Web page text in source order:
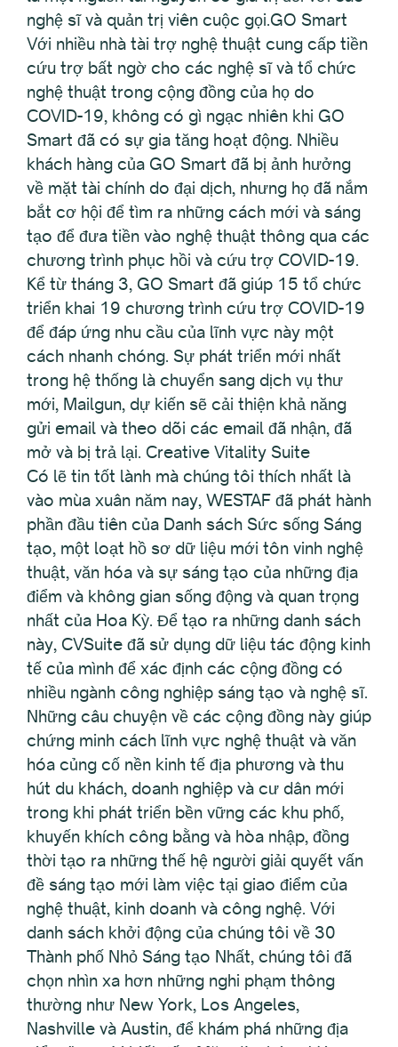
nghệ sĩ và quản trị viên cuộc gọi.GO Smart
Với nhiều nhà tài trợ nghệ thuật cung cấp tiền
cứu trợ bất ngờ cho các nghệ sĩ và tổ chức
nghệ thuật trong cộng đồng của họ do
COVID-19, không có gì ngạc nhiên khi GO
Smart đã có sự gia tăng hoạt động. Nhiều
khách hàng của GO Smart đã bị ảnh hưởng
về mặt tài chính do đại dịch, nhưng họ đã nắm
bắt cơ hội để tìm ra những cách mới và sáng
tạo để đưa tiền vào nghệ thuật thông qua các
chương trình phục hồi và cứu trợ COVID-19.
Kể từ tháng 3, GO Smart đã giúp 15 tổ chức
triển khai 19 chương trình cứu trợ COVID-19
để đáp ứng nhu cầu của lĩnh vực này một
cách nhanh chóng. Sự phát triển mới nhất
trong hệ thống là chuyển sang dịch vụ thư
mới, Mailgun, dự kiến sẽ cải thiện khả năng
gửi email và theo dõi các email đã nhận, đã
mở và bị trả lại. Creative Vitality Suite
Có lẽ tin tốt lành mà chúng tôi thích nhất là
vào mùa xuân năm nay, WESTAF đã phát hành
phần đầu tiên của Danh sách Sức sống Sáng
tạo, một loạt hồ sơ dữ liệu mới tôn vinh nghệ
thuật, văn hóa và sự sáng tạo của những địa
điểm và không gian sống động và quan trọng
nhất của Hoa Kỳ. Để tạo ra những danh sách
này, CVSuite đã sử dụng dữ liệu tác động kinh
tế của mình để xác định các cộng đồng có
nhiều ngành công nghiệp sáng tạo và nghệ sĩ.
Những câu chuyện về các cộng đồng này giúp
chứng minh cách lĩnh vực nghệ thuật và văn
hóa củng cố nền kinh tế địa phương và thu
hút du khách, doanh nghiệp và cư dân mới
trong khi phát triển bền vững các khu phố,
khuyến khích công bằng và hòa nhập, đồng
thời tạo ra những thế hệ người giải quyết vấn
đề sáng tạo mới làm việc tại giao điểm của
nghệ thuật, kinh doanh và công nghệ. Với
danh sách khởi động của chúng tôi về 30
Thành phố Nhỏ Sáng tạo Nhất, chúng tôi đã
chọn nhìn xa hơn những nghi phạm thông
thường như New York, Los Angeles,
Nashville và Austin, để khám phá những địa